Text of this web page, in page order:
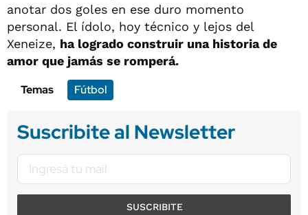
anotar dos goles en ese duro momento
personal. El ídolo, hoy técnico y lejos del
Xeneize, ha logrado construir una historia de
amor que jamás se romperá.
Temas
Fútbol
Suscribite al Newsletter
SUSCRIBITE